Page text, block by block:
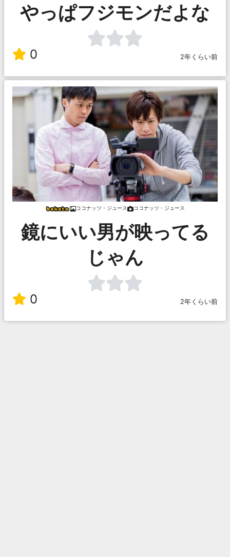
やっぱフジモンだよな
0 2年くらい前
ココナッツ・ジュース ココナッツ・ジュース
鏡にいい男が映ってる
じゃん
0 2年くらい前